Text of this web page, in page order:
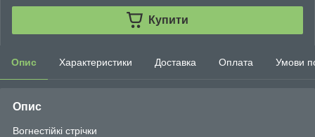
Купити
Опис Характеристики Доставка Оплата Умови
Опис
Вогнестійкі стрічки